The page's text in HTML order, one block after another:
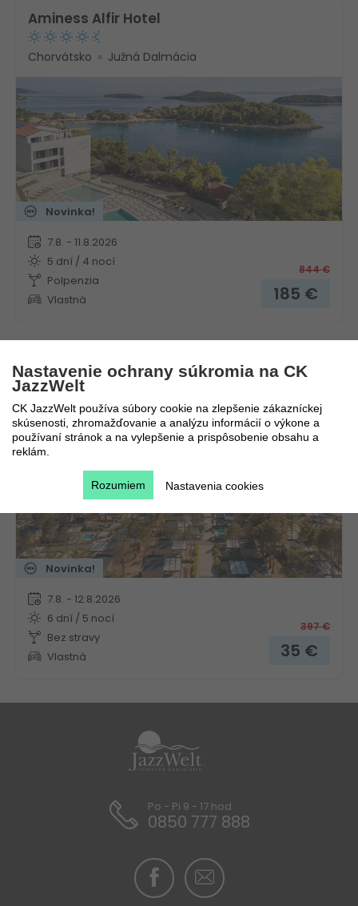
Aminess Alfir Hotel
Chorvátsko Južná Dalmácia
Novinka!
7.8. - 11.8.2026
5 dní / 4 nocí
Polpenzia
Vlastná
844€
185 €
Chorvátsko Kvarner
Novinka!
7.8. - 12.8.2026
6 dní / 5 nocí
Bez stravy
Vlastná
397€
35 €
Po - Pi 9 - 17 hod
0850 777 888
Nastavenie ochrany súkromia na CK
JazzWelt
CK JazzWelt používa súbory cookie na zlepšenie zákazníckej
skúsenosti, zhromažďovanie a analýzu informácií o výkone a
používaní stránok a na vylepšenie a prispôsobenie obsahu a
reklám.
Nastavenia cookies
Rozumiem